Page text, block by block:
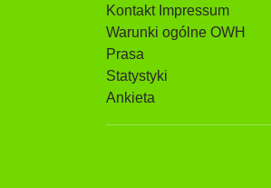
Kontakt Impressum
Warunki ogólne OWH
Prasa
Statystyki
Ankieta